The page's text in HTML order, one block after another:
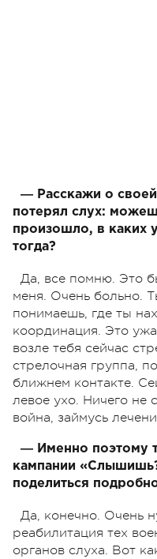
― Расскажи о
потерял слух:
произошло, в каких
тогда?
Да, все помню. Это
меня. Очень больно.
понимаешь, где ты
координация. Это
возле тебя сейчас
стрелочная группа,
ближнем контакте.
левое ухо. Ничего не
война, займусь
― Именно поэтому
кампании
поделиться
Да, конечно. Очень
реабилитация тех
органов слуха. Вот